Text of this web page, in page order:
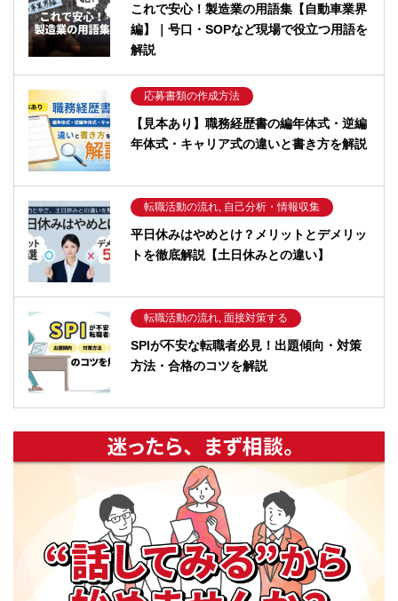
これで安心！製造業の用語集【自動車業界
編】｜号口・SOPなど現場で役立つ用語を
解説
応募書類の作成方法
【見本あり】職務経歴書の編年体式・逆編
年体式・キャリア式の違いと書き方を解説
転職活動の流れ, 自己分析・情報収集
平日休みはやめとけ？メリットとデメリッ
トを徹底解説【土日休みとの違い】
転職活動の流れ, 面接対策する
SPIが不安な転職者必見！出題傾向・対策
方法・合格のコツを解説